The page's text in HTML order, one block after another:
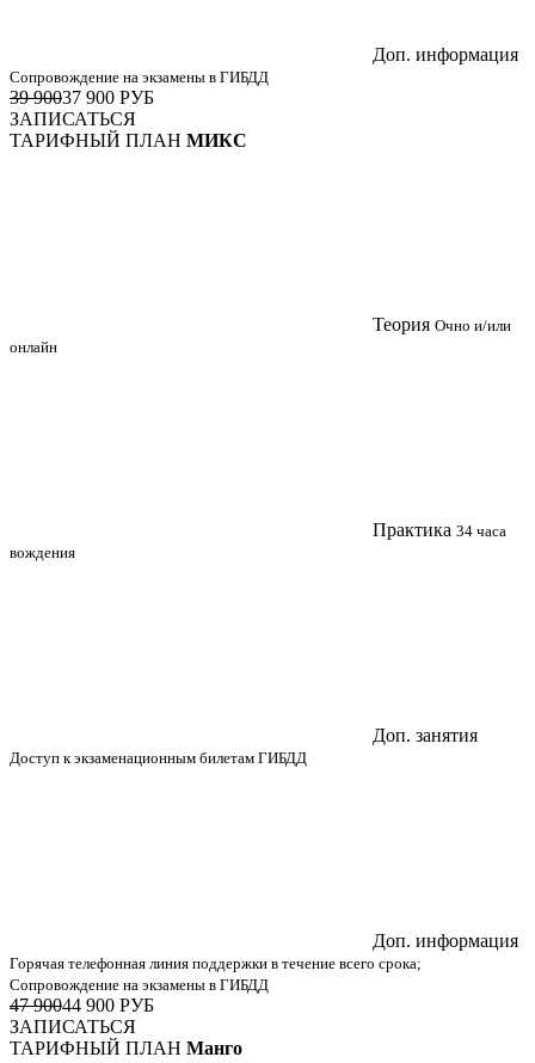
Доп. информация
Сопровождение на экзамены в ГИБДД
39 90037 900 РУБ
ЗАПИСАТЬСЯ
ТАРИФНЫЙ ПЛАН МИКС
Теория Очно и/или
онлайн
Практика 34 часа
вождения
Доп. занятия
Доступ к экзаменационным билетам ГИБДД
Доп. информация
Горячая телефонная линия поддержки в течение всего срока;
Сопровождение на экзамены в ГИБДД
47 90044 900 РУБ
ЗАПИСАТЬСЯ
ТАРИФНЫЙ ПЛАН Манго